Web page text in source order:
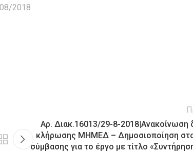
2018
Αρ. Διακ.16013/29-8-2018|Ανακοίνωση
κλήρωσης ΜΗΜΕΔ – Δημοσιοποίηση
σύμβασης για το έργο με τίτλο